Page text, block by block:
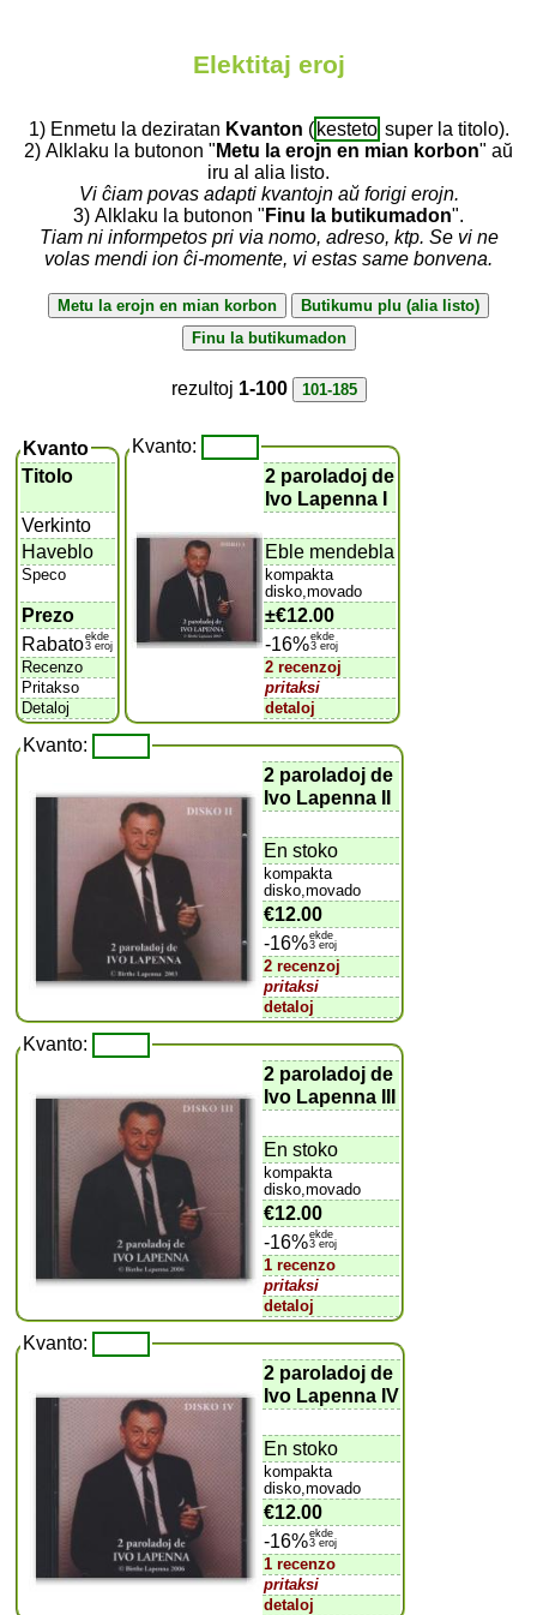
Elektitaj eroj
1) Enmetu la deziratan Kvanton ( kesteto super la titolo).
2) Alklaku la butonon " Metu la erojn en mian korbon" aŭ
iru al alia listo.
Vi ĉiam povas adapti kvantojn aŭ forigi erojn.
3) Alklaku la butonon " Finu la butikumadon".
Tiam ni informpetos pri via nomo, adreso, ktp. Se vi ne
volas mendi ion ĉi-momente, vi estas same bonvena.
rezultoj 1-100
Kvanto
Titolo
Verkinto
Haveblo
Speco
Prezo
Rabatoekde
3 eroj
Recenzo
Pritakso
Detaloj
Kvanto:
2 paroladoj de
Ivo Lapenna I
Eble mendebla
kompakta
disko,movado
±€12.00
-16%ekde
3 eroj
2 recenzoj
pritaksi
detaloj
Kvanto:
2 paroladoj de
Ivo Lapenna II
En stoko
kompakta
disko,movado
€12.00
-16%ekde
3 eroj
2 recenzoj
pritaksi
detaloj
Kvanto:
2 paroladoj de
Ivo Lapenna III
En stoko
kompakta
disko,movado
€12.00
-16%ekde
3 eroj
1 recenzo
pritaksi
detaloj
Kvanto:
2 paroladoj de
Ivo Lapenna IV
En stoko
kompakta
disko,movado
€12.00
-16%ekde
3 eroj
1 recenzo
pritaksi
detaloj